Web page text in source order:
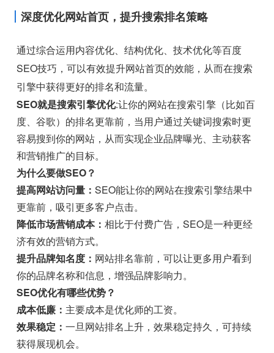
深度优化网站首页，提升搜索排名策略
通过综合运用内容优化、结构优化、技术优化等百度
SEO技巧，可以有效提升网站首页的效能，从而在搜索
引擎中获得更好的排名和流量。
SEO就是搜索引擎优化:让你的网站在搜索引擎（比如百
度、谷歌）的排名更靠前，当用户通过关键词搜索时更
容易搜到你的网站，从而实现企业品牌曝光、主动获客
和营销推广的目标。
为什么要做SEO？
提高网站访问量：SEO能让你的网站在搜索引擎结果中
更靠前，吸引更多客户点击。
降低市场营销成本：相比于付费广告，SEO是一种更经
济有效的营销方式。
提升品牌知名度： 网站排名靠前，可以让更多用户看到
你的品牌名称和信息，增强品牌影响力。
SEO优化有哪些优势？
成本低廉： 主要成本是优化师的工资。
效果稳定：一旦网站排名上升，效果稳定持久，可持续
获得展现机会。